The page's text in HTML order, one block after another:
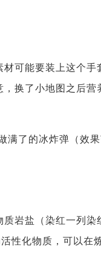
可能要装上这个手
换了小地图之后营
满了的冰炸弹（效
岩盐（染红一列染
性化物质，可以在